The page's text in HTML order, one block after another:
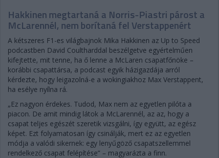
Hakkinen megtartaná a Norris-Piastri párost a
McLarennél, nem borítaná fel Verstappenért
A kétszeres F1-es világbajnok Mika Hakkinen az Up to Speed
podcastben David Coultharddal beszélgetve egyértelműen
kifejtette, mit tenne, ha ő lenne a McLaren csapatfőnöke –
korábbi csapattársa, a podcast egyik házigazdája arról
kérdezte, hogy leigazolná-e a wokingiakhoz Max Verstappent,
ha esélye nyílna rá.
„Ez nagyon érdekes. Tudod, Max nem az egyetlen pilóta a
piacon. De amit mindig látok a McLarennél, az az, hogy a
csapat teljes egészét szeretik vizsgálni, így együtt, az egész
képet. Ezt folyamatosan így csinálják, mert ez az egyetlen
módja a valódi sikernek: egy lenyűgöző csapatszellemmel
rendelkező csapat felépítése” – magyarázta a finn.